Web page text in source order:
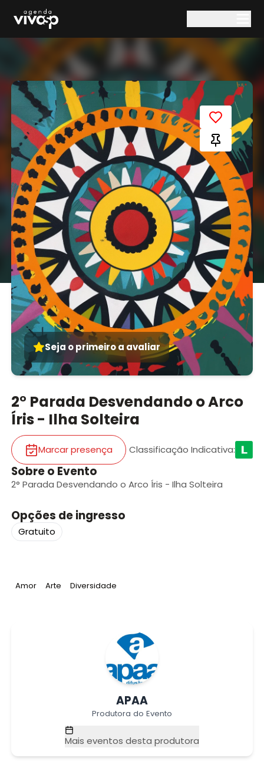
Seja o primeiro a avaliar
2° Parada Desvendando o Arco
Íris - Ilha Solteira
Marcar presença Classificação Indicativa:
Sobre o Evento
2° Parada Desvendando o Arco Íris - Ilha Solteira
Opções de ingresso
Gratuito
Tag:
Amor Tag:
Arte Tag:
Diversidade
APAA
Produtora do Evento
Mais eventos desta produtora